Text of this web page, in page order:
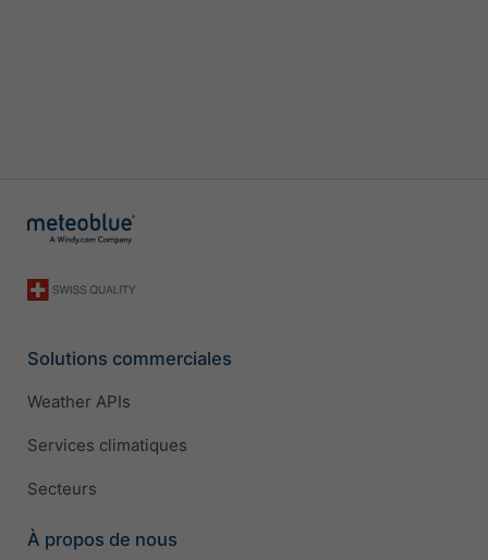
Solutions commerciales
Weather APIs
Services climatiques
Secteurs
À propos de nous